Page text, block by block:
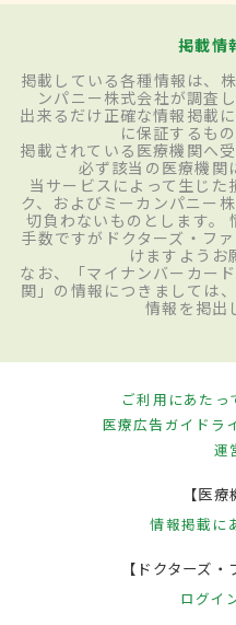
掲載情
掲載している各種情報は、
ンパニー株式会社が調査
出来るだけ正確な情報掲載
に保証するも
掲載されている医療機関へ
必ず該当の医療機関
当サービスによって生じた
ク、およびミーカンパニー
切負わないものとします。
手数ですがドクターズ・フ
けますようお
なお、「マイナンバーカー
関」の情報につきましては
情報を掲出
ご利用にあたっ
医療広告ガイドラ
運
【医療
情報掲載に
【ドクターズ
ログイ